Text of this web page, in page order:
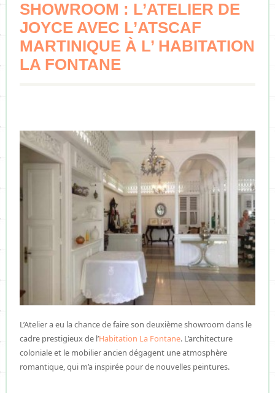
SHOWROOM : L’ATELIER DE
JOYCE AVEC L’ATSCAF
MARTINIQUE À L’ HABITATION
LA FONTANE
L’Atelier a eu la chance de faire son deuxième showroom dans le
cadre prestigieux de l’Habitation La Fontane. L’architecture
coloniale et le mobilier ancien dégagent une atmosphère
romantique, qui m’a inspirée pour de nouvelles peintures.